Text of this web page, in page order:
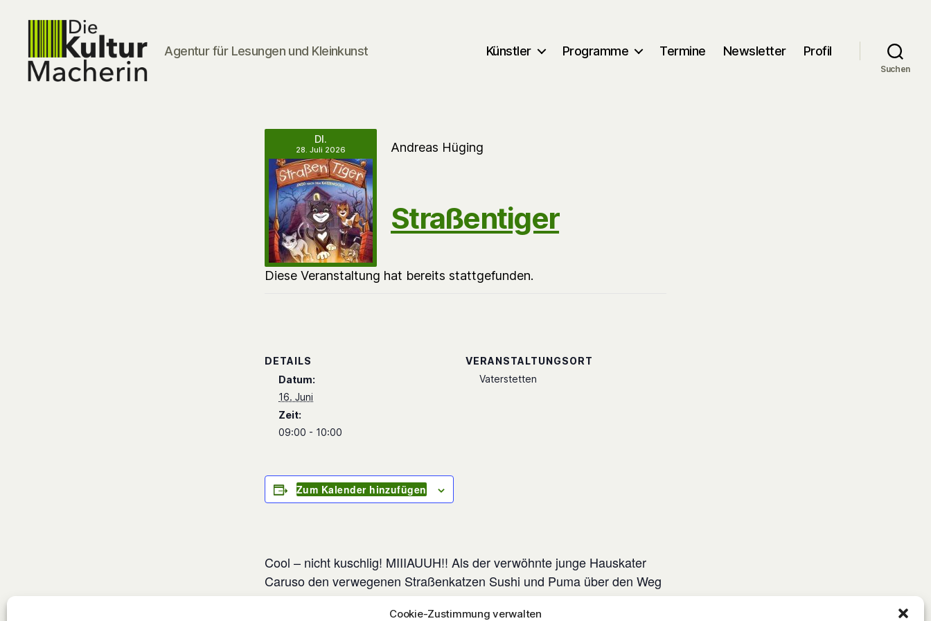
Cookie-Zustimmung verwalten
Agentur für Lesungen und Kleinkunst Künstler Programme Termine Newsletter Profil
Suchen
DI.
28. Juli 2026 Andreas Hüging
Straßentiger
Diese Veranstaltung hat bereits stattgefunden.
DETAILS
Datum:
16. Juni
Zeit:
09:00 - 10:00
VERANSTALTUNGSORT
Vaterstetten
Zum Kalender hinzufügen
Cool – nicht kuschlig! MIIIAUUH!! Als der verwöhnte junge Hauskater
Caruso den verwegenen Straßenkatzen Sushi und Puma über den Weg
läuft, ändert sich sein Leben schlagartig: Er wird, zusammen mit Sushi